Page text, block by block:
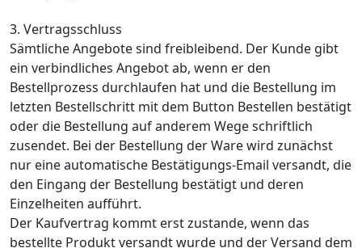
3. Vertragsschluss
Sämtliche Angebote sind freibleibend. Der Kunde gibt
ein verbindliches Angebot ab, wenn er den
Bestellprozess durchlaufen hat und die Bestellung im
letzten Bestellschritt mit dem Button Bestellen bestätigt
oder die Bestellung auf anderem Wege schriftlich
zusendet. Bei der Bestellung der Ware wird zunächst
nur eine automatische Bestätigungs-Email versandt, die
den Eingang der Bestellung bestätigt und deren
Einzelheiten aufführt.
Der Kaufvertrag kommt erst zustande, wenn das
bestellte Produkt versandt wurde und der Versand dem